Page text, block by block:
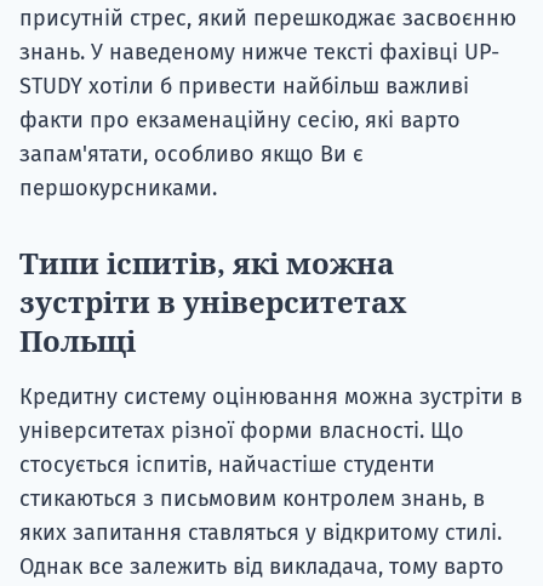
присутній стрес, який перешкоджає засвоєнню
знань. У наведеному нижче тексті фахівці UP-
STUDY хотіли б привести найбільш важливі
факти про екзаменаційну сесію, які варто
запам'ятати, особливо якщо Ви є
першокурсниками.
Типи іспитів, які можна
зустріти в університетах
Польщі
Кредитну систему оцінювання можна зустріти в
університетах різної форми власності. Що
стосується іспитів, найчастіше студенти
стикаються з письмовим контролем знань, в
яких запитання ставляться у відкритому стилі.
Однак все залежить від викладача, тому варто